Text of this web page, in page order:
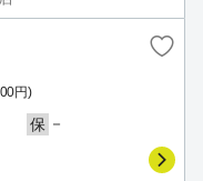
円)
保 －